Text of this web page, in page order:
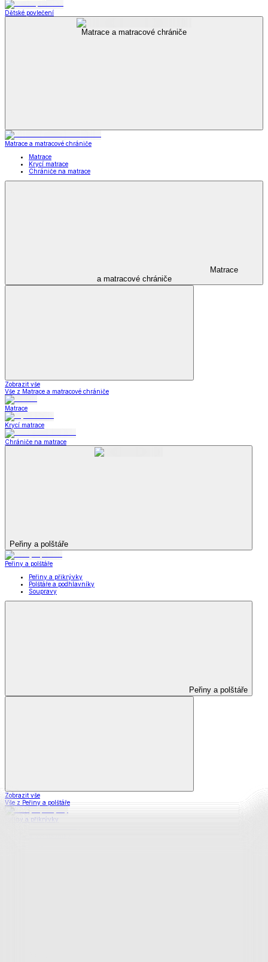
Dětské povlečení
Matrace a matracové chrániče
Matrace a matracové chrániče
Matrace
Krycí matrace
Chrániče na matrace
Matrace
a matracové chrániče
Zobrazit vše
Vše z Matrace a matracové chrániče
Matrace
Krycí matrace
Chrániče na matrace
Peřiny a polštáře
Peřiny a polštáře
Peřiny a přikrývky
Polštáře a podhlavníky
Soupravy
Peřiny a polštáře
Zobrazit vše
Vše z Peřiny a polštáře
Peřiny a přikrývky